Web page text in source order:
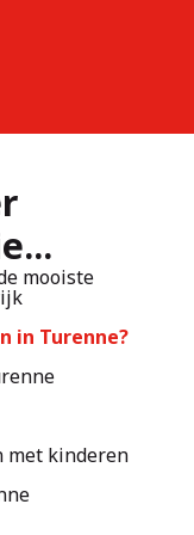
mooiste
in Turenne?
met kinderen